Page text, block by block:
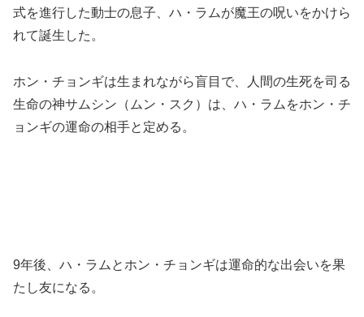
式を進行した動士の息子、ハ・ラムが魔王の呪いをかけら
れて誕生した。
ホン・チョンギは生まれながら盲目で、人間の生死を司る
生命の神サムシン（ムン・スク）は、ハ・ラムをホン・チ
ョンギの運命の相手と定める。
9年後、ハ・ラムとホン・チョンギは運命的な出会いを果
たし友になる。